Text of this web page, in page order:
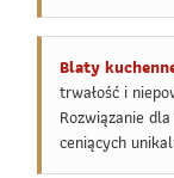
Blaty
trwałość i
Rozwiązanie
ceniących